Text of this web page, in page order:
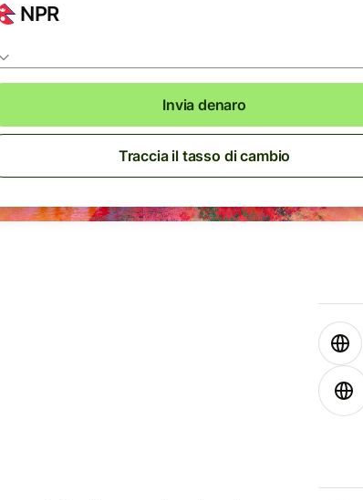
NPR
Invia denaro
Traccia il tasso di cambio